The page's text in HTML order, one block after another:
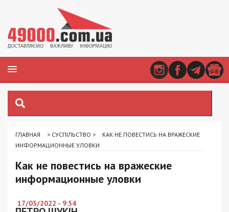
ГЛАВНАЯ > СУСПІЛЬСТВО >
КАК НЕ ПОВЕСТИСЬ НА ВРАЖЕСКИЕ
ИНФОРМАЦИОННЫЕ УЛОВКИ
Как не повестись на вражеские
информационные уловки
17/03/2022 - 9:54